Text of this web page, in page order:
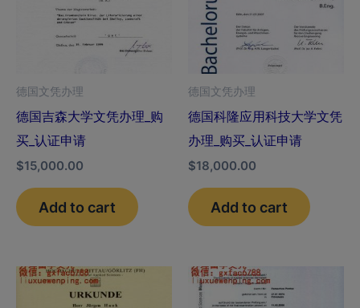
德国文凭办理
德国吉森大学文凭办理_购
买_认证申请
$15,000.00
Add to cart
德国文凭办理
德国科隆应用科技大学文凭
办理_购买_认证申请
$18,000.00
Add to cart